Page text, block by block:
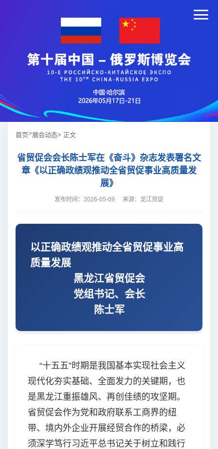
首页>展会动态> 正文
省贸促会会长陈士军在《奋斗》杂志发表署名文
章《以正确政绩观推动全省贸促事业高质量发
展》
发布时间：2026-05-09 来源：龙江贸促
以正确政绩观推动全省贸促事业高
质量发展
黑龙江省贸促会
党组书记、会长
陈士军
“十五五”时期是我国基本实现社会主义
现代化夯实基础、全面发力的关键期，也
是黑龙江重振雄风、再创佳绩的攻坚期。
省贸促会作为党和政府联系工商界的纽
带、境内外企业开展经贸合作的桥梁，必
须深学笃行习近平总书记关于树立和践行